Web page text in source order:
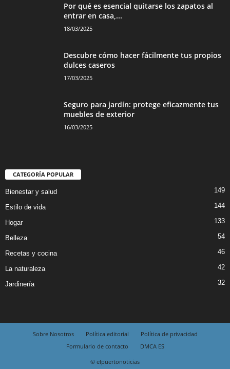
Por qué es esencial quitarse los zapatos al
entrar en casa,...
18/03/2025
Descubre cómo hacer fácilmente tus propios
dulces caseros
17/03/2025
Seguro para jardín: protege eficazmente tus
muebles de exterior
16/03/2025
CATEGORÍA POPULAR
Bienestar y salud 149
Estilo de vida 144
Hogar 133
Belleza 54
Recetas y cocina 46
La naturaleza 42
Jardinería 32
Sobre Nosotros Política editorial
Política de privacidad
Formulario de contacto
DMCA ES
© elpuertonoticias